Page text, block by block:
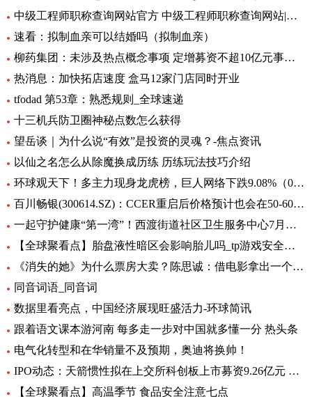
中级工程师职称查询网站官方 中级工程师职称查询网站|世界今日讯
速看：拟制血亲可以结婚吗（拟制血亲）
柳药集团：未涉及热点概念事项 定增募资不超10亿元事项目前处于审核阶段 环球速看
热消息：加快拓店速度 盒马12家门店同时开业
tfodad 第53章：熟悉规则_全球速递
十三机兵防卫圈神秘点数怎么获得
望岳谈｜为什么说“有效”是投资的灵魂？-焦点资讯
以仙之名怎么从除魔换成历练 历练玩法技巧介绍
环球观天下！多主力现身龙虎榜，巨人网络下跌9.08%（06-30）
百川畅银(300614.SZ)：CCER重启后价格预计也会在50-60元/吨左右
一起守护健康“第一湾”！西渡街道社区卫生服务中心7月专病门诊一览表出炉_环球滚动
【全球聚看点】胎盘液性暗区会影响胎儿吗_tp游戏安全中心
《消失的她》为什么票房大卖？陈思诚：借电影拿出一个生活的剖面
同音词语_同音词
数据里看亮点，中国经济展现旺盛活力-环球简讯
跟着语文课本游河南 每多走一步对中国就多懂一分 热头条
电气化转型和在华销量不及预期，奥迪将换帅！
IPO动态：天箭惯性拟在上交所科创板上市募资9.26亿元 全球新动态
【全球聚看点】高温季节 食品安全注意七点